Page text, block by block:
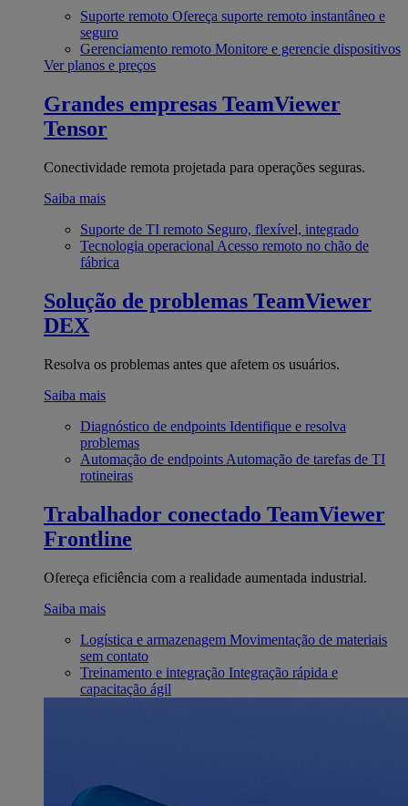
Suporte remoto Ofereça suporte remoto instantâneo e
seguro
Gerenciamento remoto Monitore e gerencie dispositivos
Ver planos e preços
Grandes empresas TeamViewer
Tensor
Conectividade remota projetada para operações seguras.
Saiba mais
Suporte de TI remoto Seguro, flexível, integrado
Tecnologia operacional Acesso remoto no chão de
fábrica
Solução de problemas TeamViewer
DEX
Resolva os problemas antes que afetem os usuários.
Saiba mais
Diagnóstico de endpoints Identifique e resolva
problemas
Automação de endpoints Automação de tarefas de TI
rotineiras
Trabalhador conectado TeamViewer
Frontline
Ofereça eficiência com a realidade aumentada industrial.
Saiba mais
Logística e armazenagem Movimentação de materiais
sem contato
Treinamento e integração Integração rápida e
capacitação ágil